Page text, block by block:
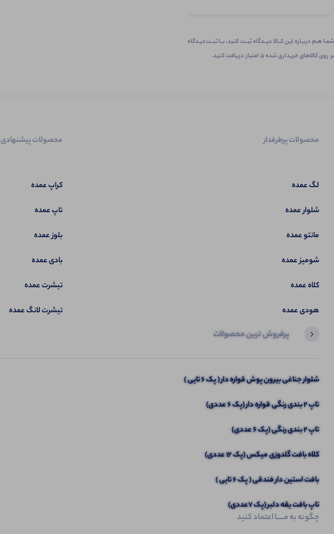
شمـا هـم دربـاره ایـن کــالا دیــدگاه ثبــت کنید، بــا ثبــت‌دیـدگاه
بر روی کالاهای خریداری شده ۵ امتیاز دریافت کنید.
محصولات پرطرفدار
لگ عمده
شلوار عمده
مانتو عمده
شومیز عمده
کلاه عمده
هودی عمده
محصولات پیشنهادی
کراپ عمده
تاپ عمده
بلوز عمده
بادی عمده
تیشرت عمده
تیشرت لانگ عمده
پرفروش ترین محصولات
آخرین محصولاتی که بازدید کردید
شلوار جناغی بیرون پوش قواره دار ( پک 6 تایی )
تاپ ۲ بندی رنگی قواره دار (پک 6 عددی)
تاپ 2 بندی رنگی (پک 6 عددی)
کلاه بافت گلدوزی میکس (پک 12 عددی)
بافت استین دار فندقی ( پک 6 تایی )
تاپ بافت یقه دلبر (پک 7عددی)
تیشرت لانگ 3 خرس (پک 6 عددی)
چگونه به مــــــا اعتماد کنید